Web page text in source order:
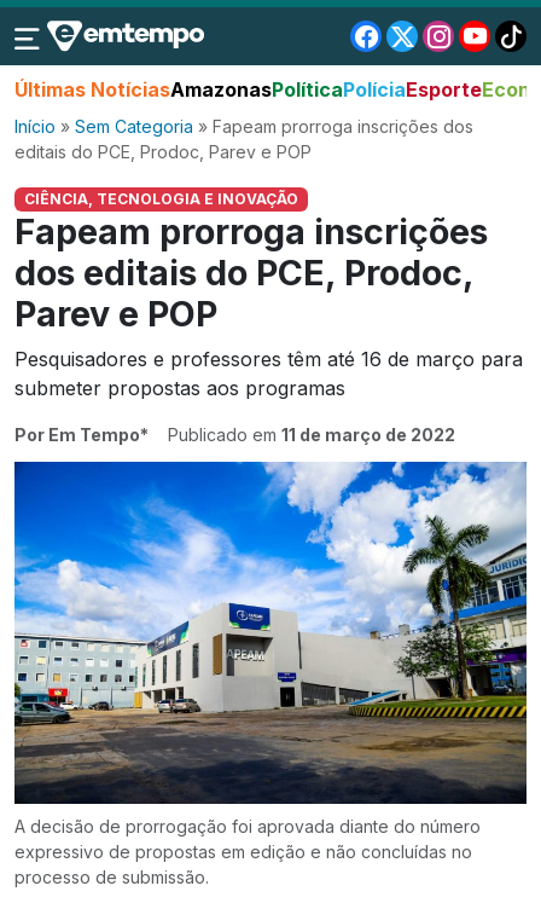
Últimas NotíciasAmazonasPolíticaPolíciaEsporte
Início » Sem Categoria » Fapeam prorroga inscrições dos
editais do PCE, Prodoc, Parev e POP
CIÊNCIA, TECNOLOGIA E INOVAÇÃO
Fapeam prorroga inscrições
dos editais do PCE, Prodoc,
Parev e POP
Pesquisadores e professores têm até 16 de março para
submeter propostas aos programas
Por Em Tempo* Publicado em 11 de março de 2022
A decisão de prorrogação foi aprovada diante do número
expressivo de propostas em edição e não concluídas no
processo de submissão.